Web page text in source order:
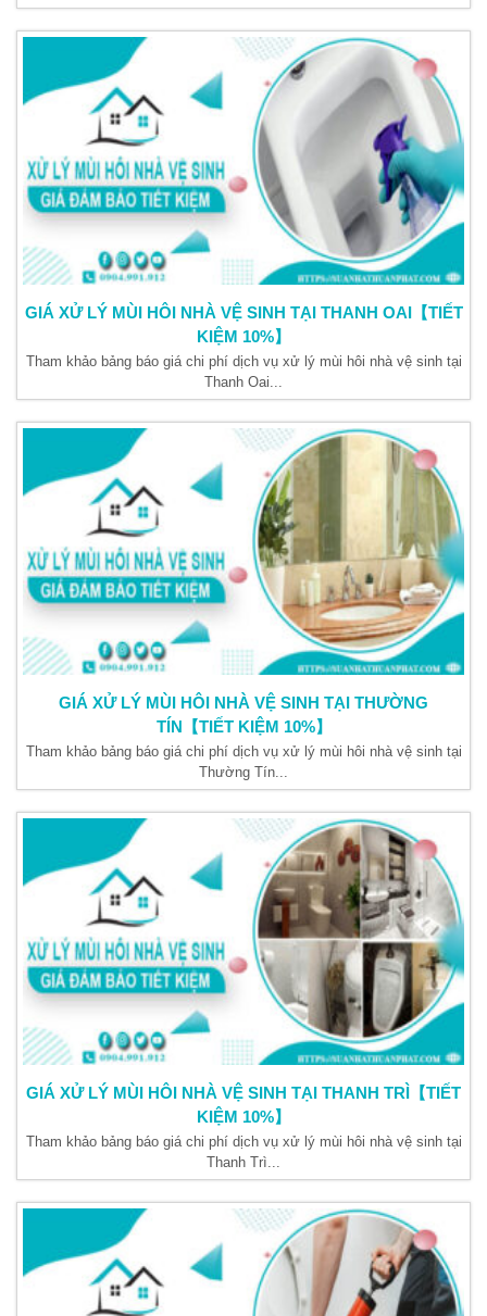
GIÁ XỬ LÝ MÙI HÔI NHÀ VỆ SINH TẠI THANH OAI【TIẾT
KIỆM 10%】
Tham khảo bảng báo giá chi phí dịch vụ xử lý mùi hôi nhà vệ sinh tại
Thanh Oai...
GIÁ XỬ LÝ MÙI HÔI NHÀ VỆ SINH TẠI THƯỜNG
TÍN【TIẾT KIỆM 10%】
Tham khảo bảng báo giá chi phí dịch vụ xử lý mùi hôi nhà vệ sinh tại
Thường Tín...
GIÁ XỬ LÝ MÙI HÔI NHÀ VỆ SINH TẠI THANH TRÌ【TIẾT
KIỆM 10%】
Tham khảo bảng báo giá chi phí dịch vụ xử lý mùi hôi nhà vệ sinh tại
Thanh Trì...